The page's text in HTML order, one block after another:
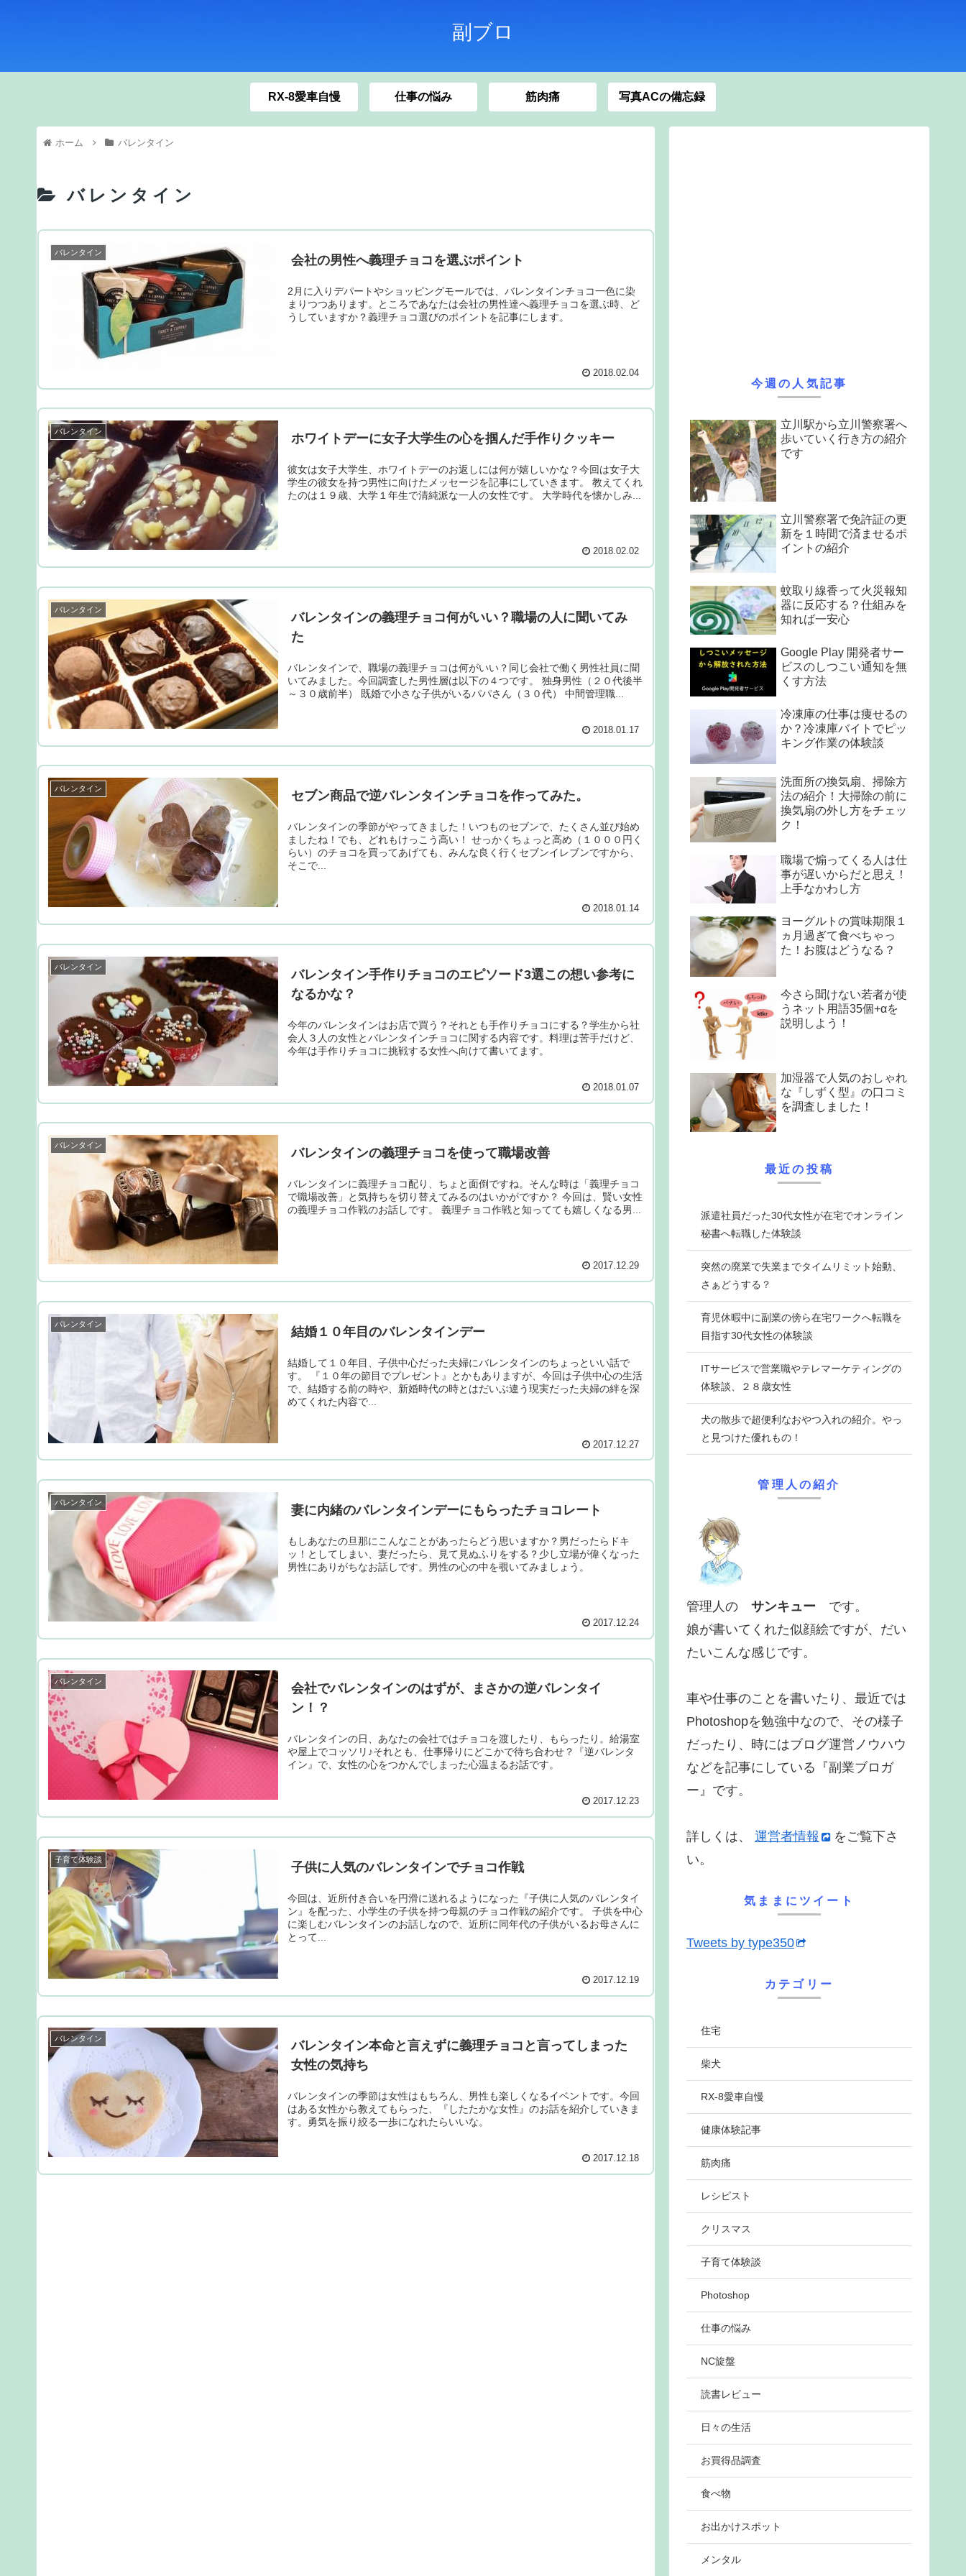
副ブロ
RX-8愛車自慢 仕事の悩み 筋肉痛 写真ACの備忘録
ホーム バレンタイン
バレンタイン
バレンタイン
会社の男性へ義理チョコを選ぶポイント
2月に入りデパートやショッピングモールでは、バレンタインチョコ一色に染
まりつつあります。ところであなたは会社の男性達へ義理チョコを選ぶ時、ど
うしていますか？義理チョコ選びのポイントを記事にします。
2018.02.04
バレンタイン
ホワイトデーに女子大学生の心を掴んだ手作りクッキー
彼女は女子大学生、ホワイトデーのお返しには何が嬉しいかな？今回は女子大
学生の彼女を持つ男性に向けたメッセージを記事にしていきます。 教えてくれ
たのは１９歳、大学１年生で清純派な一人の女性です。 大学時代を懐かしみ...
2018.02.02
バレンタイン
バレンタインの義理チョコ何がいい？職場の人に聞いてみ
た
バレンタインで、職場の義理チョコは何がいい？同じ会社で働く男性社員に聞
いてみました。今回調査した男性層は以下の４つです。 独身男性（２０代後半
～３０歳前半） 既婚で小さな子供がいるパパさん（３０代） 中間管理職...
2018.01.17
バレンタイン
セブン商品で逆バレンタインチョコを作ってみた。
バレンタインの季節がやってきました！いつものセブンで、たくさん並び始め
ましたね！でも、どれもけっこう高い！ せっかくちょっと高め（１０００円く
らい）のチョコを買ってあげても、みんな良く行くセブンイレブンですから、
そこで...
2018.01.14
バレンタイン
バレンタイン手作りチョコのエピソード3選この想い参考に
なるかな？
今年のバレンタインはお店で買う？それとも手作りチョコにする？学生から社
会人３人の女性とバレンタインチョコに関する内容です。料理は苦手だけど、
今年は手作りチョコに挑戦する女性へ向けて書いてます。
2018.01.07
バレンタイン
バレンタインの義理チョコを使って職場改善
バレンタインに義理チョコ配り、ちょと面倒ですね。そんな時は「義理チョコ
で職場改善」と気持ちを切り替えてみるのはいかがですか？ 今回は、賢い女性
の義理チョコ作戦のお話しです。 義理チョコ作戦と知ってても嬉しくなる男...
2017.12.29
バレンタイン
結婚１０年目のバレンタインデー
結婚して１０年目、子供中心だった夫婦にバレンタインのちょっといい話で
す。 『１０年の節目でプレゼント』とかもありますが、今回は子供中心の生活
で、結婚する前の時や、新婚時代の時とはだいぶ違う現実だった夫婦の絆を深
めてくれた内容で...
2017.12.27
バレンタイン
妻に内緒のバレンタインデーにもらったチョコレート
もしあなたの旦那にこんなことがあったらどう思いますか？男だったらドキ
ッ！としてしまい、妻だったら、見て見ぬふりをする？少し立場が偉くなった
男性にありがちなお話しです。男性の心の中を覗いてみましょう。
2017.12.24
バレンタイン
会社でバレンタインのはずが、まさかの逆バレンタイ
ン！？
バレンタインの日、あなたの会社ではチョコを渡したり、もらったり。給湯室
や屋上でコッソリ♪それとも、仕事帰りにどこかで待ち合わせ？『逆バレンタ
イン』で、女性の心をつかんでしまった心温まるお話です。
2017.12.23
子育て体験談
子供に人気のバレンタインでチョコ作戦
今回は、近所付き合いを円滑に送れるようになった『子供に人気のバレンタイ
ン』を配った、小学生の子供を持つ母親のチョコ作戦の紹介です。 子供を中心
に楽しむバレンタインのお話しなので、近所に同年代の子供がいるお母さんに
とって...
2017.12.19
バレンタイン
バレンタイン本命と言えずに義理チョコと言ってしまった
女性の気持ち
バレンタインの季節は女性はもちろん、男性も楽しくなるイベントです。今回
はある女性から教えてもらった、『したたかな女性』のお話を紹介していきま
す。勇気を振り絞る一歩になれたらいいな。
2017.12.18
今週の人気記事
立川駅から立川警察署へ
歩いていく行き方の紹介
です
立川警察署で免許証の更
新を１時間で済ませるポ
イントの紹介
蚊取り線香って火災報知
器に反応する？仕組みを
知れば一安心
Google Play 開発者サー
ビスのしつこい通知を無
くす方法
冷凍庫の仕事は痩せるの
か？冷凍庫バイトでピッ
キング作業の体験談
洗面所の換気扇、掃除方
法の紹介！大掃除の前に
換気扇の外し方をチェッ
ク！
職場で煽ってくる人は仕
事が遅いからだと思え！
上手なかわし方
ヨーグルトの賞味期限１
ヵ月過ぎて食べちゃっ
た！お腹はどうなる？
今さら聞けない若者が使
うネット用語35個+αを
説明しよう！
加湿器で人気のおしゃれ
な『しずく型』の口コミ
を調査しました！
最近の投稿
派遣社員だった30代女性が在宅でオンライン
秘書へ転職した体験談
突然の廃業で失業までタイムリミット始動、
さぁどうする？
育児休暇中に副業の傍ら在宅ワークへ転職を
目指す30代女性の体験談
ITサービスで営業職やテレマーケティングの
体験談、２８歳女性
犬の散歩で超便利なおやつ入れの紹介。やっ
と見つけた優れもの！
管理人の紹介
管理人の サンキュー です。
娘が書いてくれた似顔絵ですが、だい
たいこんな感じです。
車や仕事のことを書いたり、最近では
Photoshopを勉強中なので、その様子
だったり、時にはブログ運営ノウハウ
などを記事にしている『副業ブロガ
ー』です。
詳しくは、 運営者情報
をご覧下さ
い。
気ままにツイート
Tweets by type350
カテゴリー
住宅
柴犬
RX-8愛車自慢
健康体験記事
筋肉痛
レシピスト
クリスマス
子育て体験談
Photoshop
仕事の悩み
NC旋盤
読書レビュー
日々の生活
お買得品調査
食べ物
お出かけスポット
メンタル